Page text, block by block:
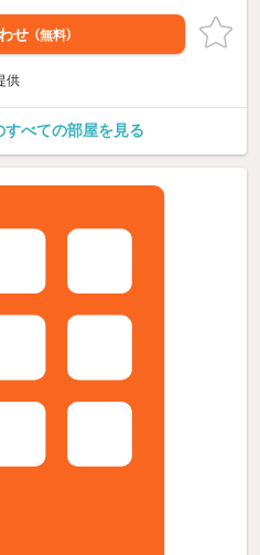
せ （無料）
供
すべての部屋を見る